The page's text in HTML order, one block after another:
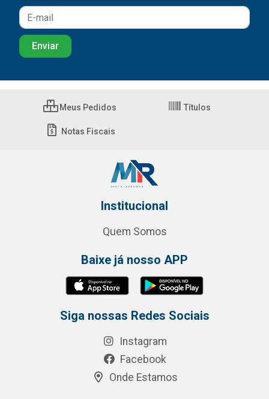
Meus Pedidos Títulos
Notas Fiscais
Institucional
Quem Somos
Baixe já nosso APP
Siga nossas Redes Sociais
Instagram
Facebook
Onde Estamos